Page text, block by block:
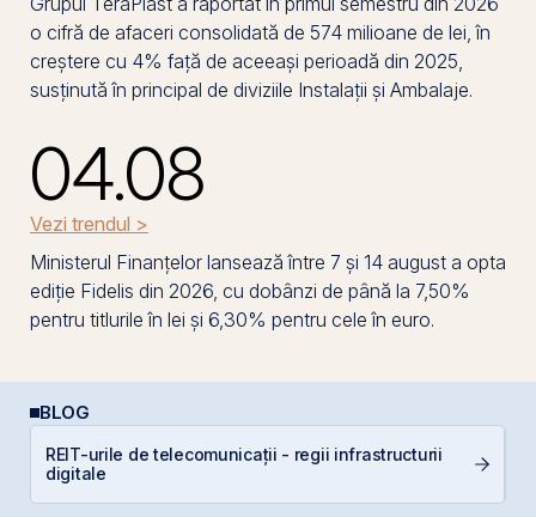
o cifră de afaceri consolidată de 574 milioane de lei, în
creștere cu 4% față de aceeași perioadă din 2025,
susținută în principal de diviziile Instalații și Ambalaje.
04.08
Vezi trendul >
Ministerul Finanțelor lansează între 7 și 14 august a opta
ediție Fidelis din 2026, cu dobânzi de până la 7,50%
pentru titlurile în lei și 6,30% pentru cele în euro.
BLOG
REIT-urile de telecomunicații - regii infrastructurii
digitale